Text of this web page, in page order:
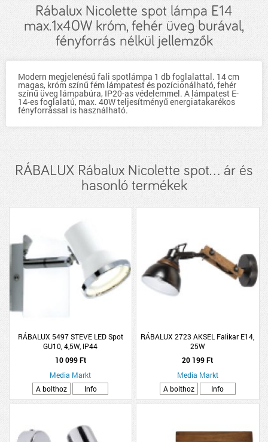
Rábalux Nicolette spot lámpa E14
max.1x40W króm, fehér üveg burával,
fényforrás nélkül jellemzők
Modern megjelenésű fali spotlámpa 1 db foglalattal. 14 cm
magas, króm színű fém lámpatest és pozícionálható, fehér
színű üveg lámpabúra, IP20-as védelemmel. A lámpatest E-
14-es foglalatú, max. 40W teljesítményű energiatakarékos
fényforrással is használható.
RÁBALUX Rábalux Nicolette spot... ár és
hasonló termékek
RÁBALUX 5497 STEVE LED Spot
GU10, 4,5W, IP44
10 099 Ft
Media Markt
A bolthoz
Info
RÁBALUX 2723 AKSEL Falikar E14,
25W
20 199 Ft
Media Markt
A bolthoz
Info